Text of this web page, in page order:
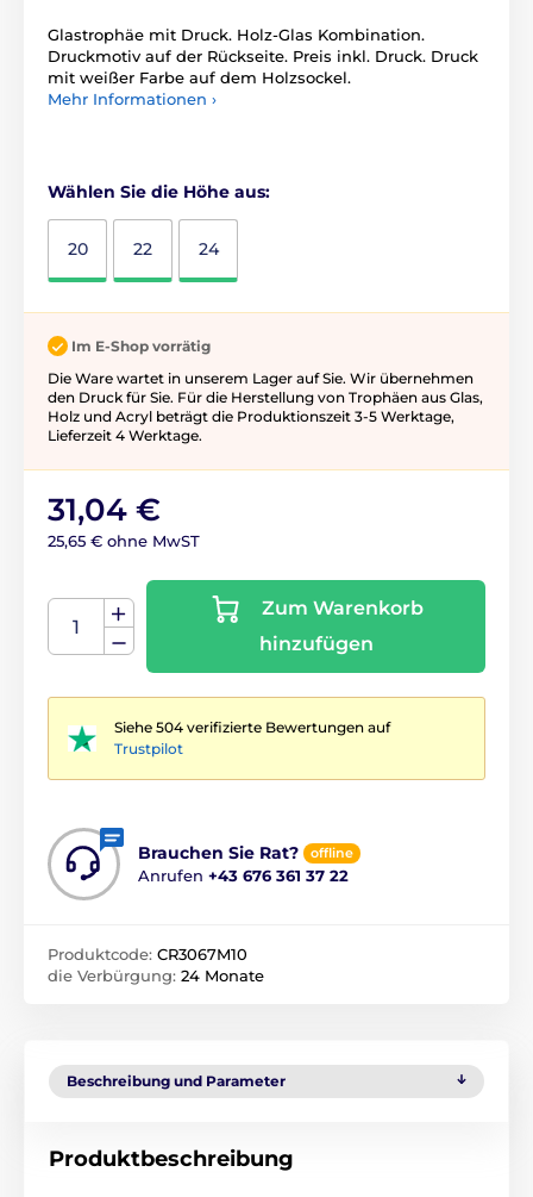
Glastrophäe mit Druck. Holz-Glas Kombination.
Druckmotiv auf der Rückseite. Preis inkl. Druck. Druck
mit weißer Farbe auf dem Holzsockel.
Mehr Informationen ›
Wählen Sie die Höhe aus:
20 22 24
Im E-Shop vorrätig
Die Ware wartet in unserem Lager auf Sie. Wir übernehmen
den Druck für Sie. Für die Herstellung von Trophäen aus Glas,
Holz und Acryl beträgt die Produktionszeit 3-5 ​​Werktage,
Lieferzeit 4 Werktage.
31,04 €
25,65 € ohne MwST
Zum Warenkorb
hinzufügen
Siehe 504 verifizierte Bewertungen auf
Trustpilot
Brauchen Sie Rat? offline
Anrufen +43 676 361 37 22
Produktcode: CR3067M10
die Verbürgung: 24 Monate
Beschreibung und Parameter
Produktbeschreibung